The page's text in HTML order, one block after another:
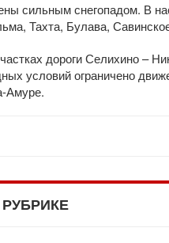
сильным снегопадом. В
Тахта, Булава,
дороги Селихино –
условий ограничено
Амуре.